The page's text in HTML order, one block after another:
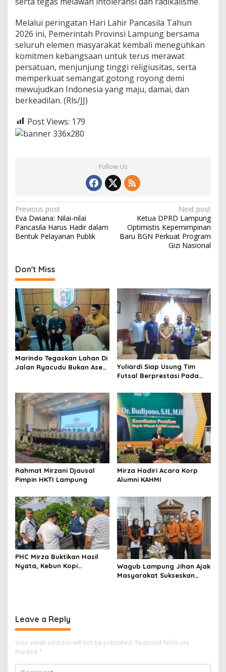
Melalui peringatan Hari Lahir Pancasila Tahun
2026 ini, Pemerintah Provinsi Lampung bersama
seluruh elemen masyarakat kembali meneguhkan
komitmen kebangsaan untuk terus merawat
persatuan, menjunjung tinggi religiusitas, serta
memperkuat semangat gotong royong demi
mewujudkan Indonesia yang maju, damai, dan
berkeadilan. (Rls/JJ)
Post Views: 179
Follow Us
P
o
s
n
a
v
i
g
a
t
i
n
Previous post
Eva Dwiana: Nilai-nilai
Pancasila Harus Hadir dalam
Bentuk Pelayanan Publik
Next post
Ketua DPRD Lampung
Optimistis Kepemimpinan
Baru BGN Perkuat Program
Gizi Nasional
Don't Miss
Marindo Tegaskan Lahan Di
Jalan Ryacudu Bukan Aset
Yuliardi Siap Usung Tim
Futsal Berprestasi Pada
Rahmat Mirzani Djausal
Pimpin HKTI Lampung
Mirza Hadiri Acara Korp
Alumni KAHMI
PHC Mirza Buktikan Hasil
Nyata, Kebun Kopi
Wagub Lampung Jihan Ajak
Masyarakat Sukseskan
Leave a Reply
Your email address will not be published. Required fields are
marked *